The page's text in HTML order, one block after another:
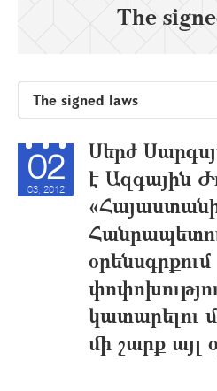
The
The signed laws
02
03, 2012
Սերժ
է Ազգային
օրենսգրքում
կատարելու
մի շարք այլ